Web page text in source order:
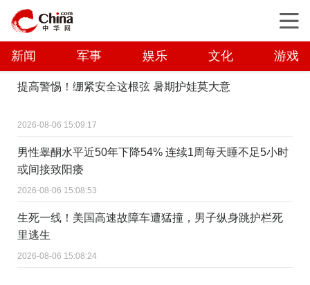
新闻 军事 娱乐 文化 游戏
提高警惕！绷紧安全这根弦 暑期护娃莫大意
2026-08-06 15:09:17
男性睾酮水平近50年下降54% 连续1周每天睡不足5小时
或间接致阳痿
2026-08-06 15:08:53
生死一线！美国高速故障车遭猛撞，男子纵身跳护栏死
里逃生
2026-08-06 15:08:24